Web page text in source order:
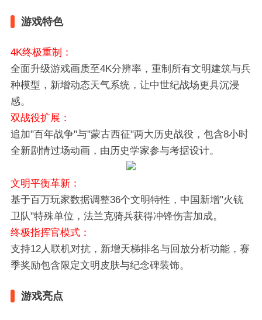
游戏特色
4K终极重制‌：
全面升级游戏画质至4K分辨率，重制所有文明建筑与兵
种模型，新增动态天气系统，让中世纪战场更具沉浸
感。
‌双战役扩展‌：
追加"百年战争"与"蒙古西征"两大历史战役，包含8小时
全新剧情过场动画，由历史学家参与考据设计。
‌文明平衡革新‌：
基于百万玩家数据调整36个文明特性，中国新增"火铳
卫队"特殊单位，法兰克骑兵获得冲锋伤害加成。
‌终极指挥官模式‌：
支持12人联机对抗，新增天梯排名与回放分析功能，赛
季奖励包含限定文明皮肤与纪念碑装饰。
游戏亮点